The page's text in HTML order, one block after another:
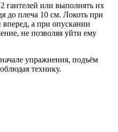
гантелей или выполнять их
до плеча 10 см. Локоть при
а при опускании
не позволяя уйти ему
упражнения, подъём
технику.